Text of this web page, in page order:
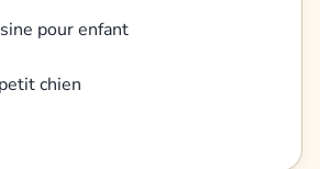
pour enfant
chien